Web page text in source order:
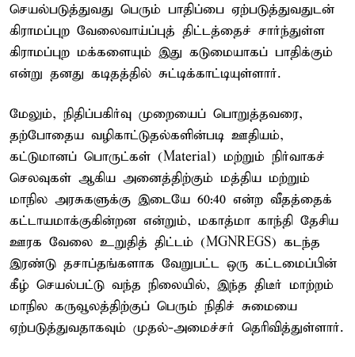
செயல்படுத்துவது பெரும் பாதிப்பை ஏற்படுத்துவதுடன்
கிராமப்புற வேலைவாய்ப்புத் திட்டத்தைச் சார்ந்துள்ள
கிராமப்புற மக்களையும் இது கடுமையாகப் பாதிக்கும்
என்று தனது கடிதத்தில் சுட்டிக்காட்டியுள்ளார்.
மேலும், நிதிப்பகிர்வு முறையைப் பொறுத்தவரை,
தற்போதைய வழிகாட்டுதல்களின்படி ஊதியம்,
கட்டுமானப் பொருட்கள் (Material) மற்றும் நிர்வாகச்
செலவுகள் ஆகிய அனைத்திற்கும் மத்திய மற்றும்
மாநில அரசுகளுக்கு இடையே 60:40 என்ற வீதத்தைக்
கட்டாயமாக்குகின்றன என்றும், மகாத்மா காந்தி தேசிய
ஊரக வேலை உறுதித் திட்டம் (MGNREGS) கடந்த
இரண்டு தசாப்தங்களாக வேறுபட்ட ஒரு கட்டமைப்பின்
கீழ் செயல்பட்டு வந்த நிலையில், இந்த திடீர் மாற்றம்
மாநில கருவூலத்திற்குப் பெரும் நிதிச் சுமையை
ஏற்படுத்துவதாகவும் முதல்-அமைச்சர் தெரிவித்துள்ளார்.